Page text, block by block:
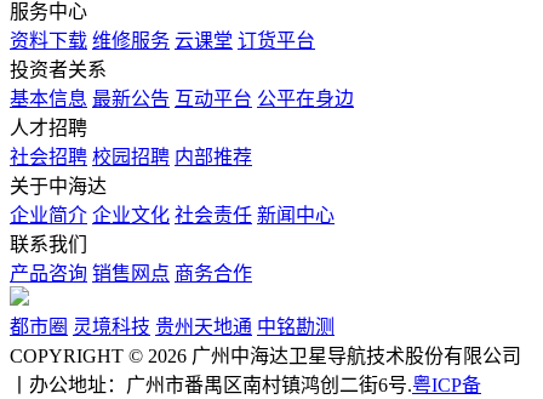
服务中心
资料下载 维修服务 云课堂 订货平台
投资者关系
基本信息 最新公告 互动平台 公平在身边
人才招聘
社会招聘 校园招聘 内部推荐
关于中海达
企业简介 企业文化 社会责任 新闻中心
联系我们
产品咨询 销售网点 商务合作
都市圈 灵境科技 贵州天地通 中铭勘测
COPYRIGHT © 2026 广州中海达卫星导航技术股份有限公司
丨办公地址：广州市番禺区南村镇鸿创二街6号.粤ICP备